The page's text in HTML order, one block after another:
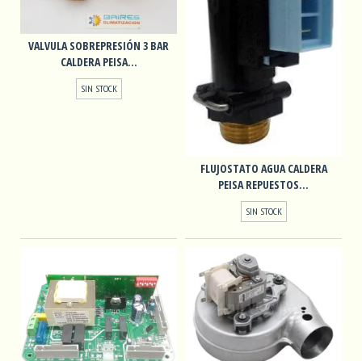
VALVULA SOBREPRESIÓN 3 BAR
CALDERA PEISA...
SIN STOCK
FLUJOSTATO AGUA CALDERA
PEISA REPUESTOS...
SIN STOCK